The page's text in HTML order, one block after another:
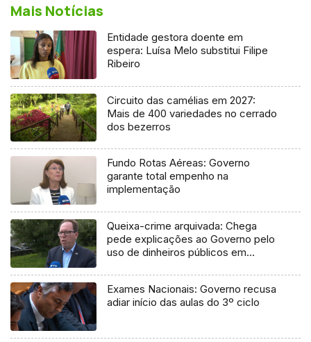
Mais Notícias
Entidade gestora doente em
espera: Luísa Melo substitui Filipe
Ribeiro
Circuito das camélias em 2027:
Mais de 400 variedades no cerrado
dos bezerros
Fundo Rotas Aéreas: Governo
garante total empenho na
implementação
Queixa-crime arquivada: Chega
pede explicações ao Governo pelo
uso de dinheiros públicos em
Exames Nacionais: Governo recusa
adiar início das aulas do 3º ciclo